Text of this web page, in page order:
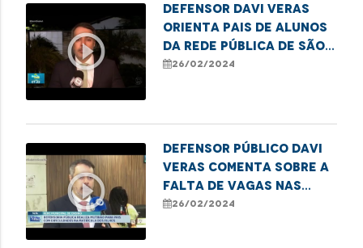
play_circle_outline
Defensor Davi Veras
orienta pais de alunos
da rede pública de São
Luís sobre seus direitos
26/02/2024
play_circle_outline
Defensor público Davi
Veras comenta sobre a
falta de vagas nas
escolas públicas de
26/02/2024